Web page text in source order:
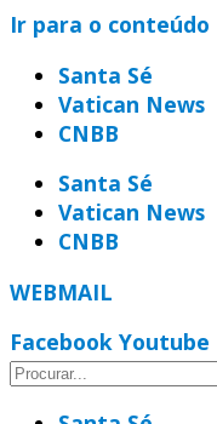
Ir para o conteúdo
Santa Sé
Vatican News
CNBB
Santa Sé
Vatican News
CNBB
WEBMAIL
Facebook Youtube